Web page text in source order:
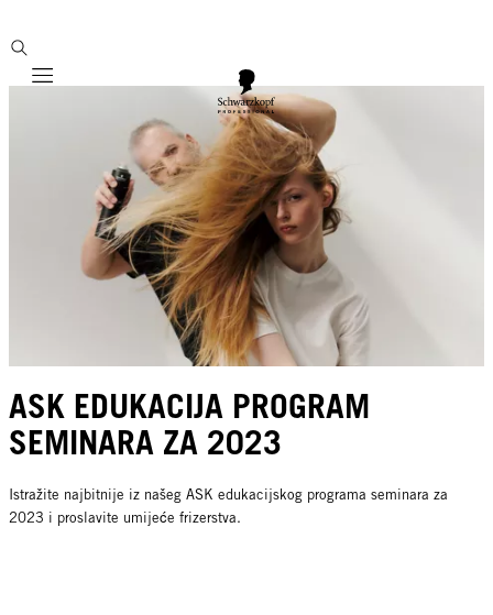
Mobile navigation
ASK EDUKACIJA PROGRAM
SEMINARA ZA 2023
Istražite najbitnije iz našeg ASK edukacijskog programa seminara za
2023 i proslavite umijeće frizerstva.